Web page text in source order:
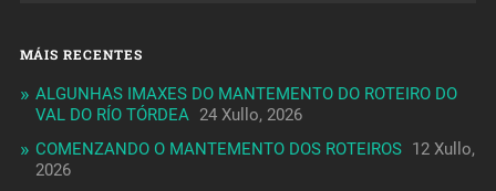
MÁIS RECENTES
ALGUNHAS IMAXES DO MANTEMENTO DO ROTEIRO DO
VAL DO RÍO TÓRDEA
24 Xullo, 2026
COMENZANDO O MANTEMENTO DOS ROTEIROS 12 Xullo,
2026